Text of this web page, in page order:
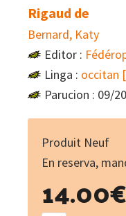
Rigaud de
Bernard, Katy
Editor :
Linga : occitan
Parucion : 09/
Produit Neuf
En reserva,
14.00€